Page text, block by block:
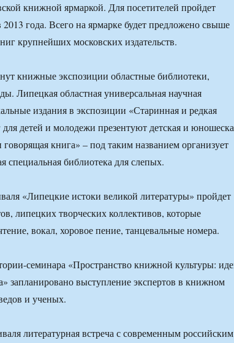
книжной ярмаркой. Для посетителей пройдет
2013 года. Всего на ярмарке будет предложено свыше
крупнейших московских издательств.
книжные экспозиции областные библиотеки,
Липецкая областная универсальная научная
издания в экспозиции «Старинная и редкая
детей и молодежи презентуют детская и
книга» – под таким названием организует
специальная библиотека для слепых.
«Липецкие истоки великой литературы» пройдет
липецких творческих коллективов, которые
вокал, хоровое пение, танцевальные номера.
семинара «Пространство книжной культуры:
запланировано выступление экспертов в книжном
и ученых.
литературная встреча с современным российским